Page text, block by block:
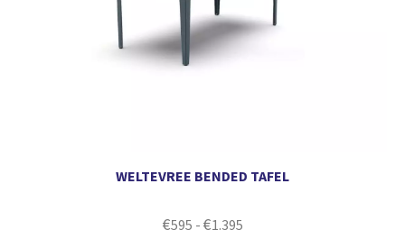
WELTEVREE BENDED TAFEL
€595 - €1.395